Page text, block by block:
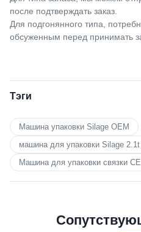
после подтверждать заказ.
Для подгонянного типа,
обсуженным перед принимать
Тэги
Машина упаковки Silage OEM
машина для упаковки Silage 2.1t
Машина для упаковки связки